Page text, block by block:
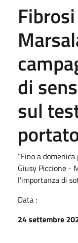
di
sul
“Fino a
Giusy Piccione -
l'importanza di
Data :
24 settembre